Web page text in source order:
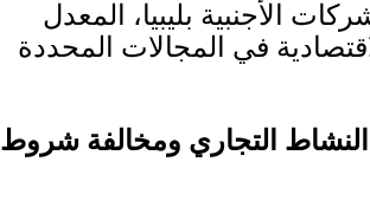
الأجنبية بليبيا، المعدل
في المجالات المحددة
التجاري ومخالفة شروط